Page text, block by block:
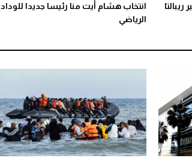
انتخاب هشام أيت منا رئيسا جديدا للوداد
الرياضي